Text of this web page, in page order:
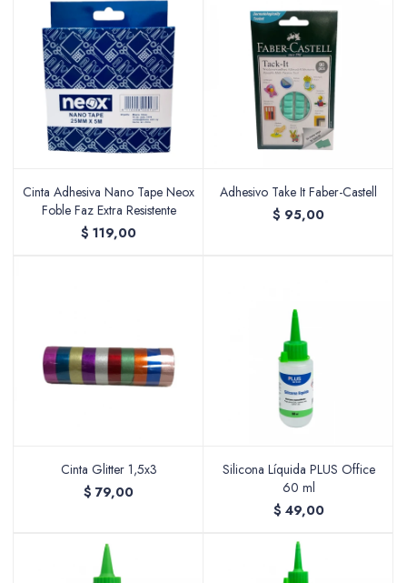
Cinta Adhesiva Nano Tape Neox
Foble Faz Extra Resistente
$ 119,00
Adhesivo Take It Faber-Castell
$ 95,00
Cinta Glitter 1,5x3
$ 79,00
Silicona Líquida PLUS Office
60 ml
$ 49,00